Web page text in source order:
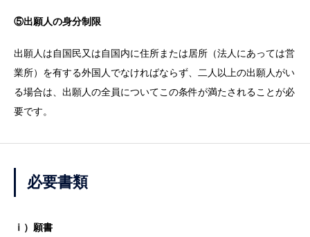
⑤出願人の身分制限
出願人は自国民又は自国内に住所または居所（法人にあっては営
業所）を有する外国人でなければならず、二人以上の出願人がい
る場合は、出願人の全員についてこの条件が満たされることが必
要です。
必要書類
ⅰ）願書